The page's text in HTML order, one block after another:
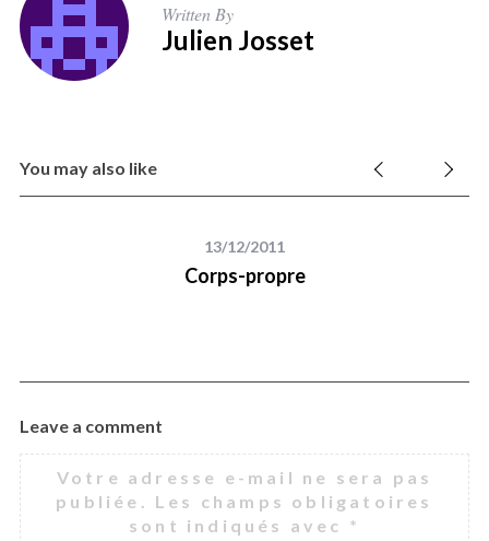
Written By
Julien Josset
You may also like
13/12/2011
Corps-propre
Leave a comment
Votre adresse e-mail ne sera pas
publiée. Les champs obligatoires
sont indiqués avec *